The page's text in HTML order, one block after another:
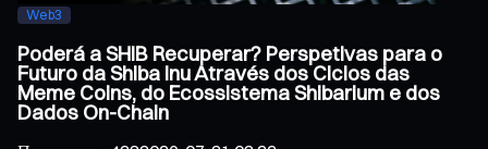
Web3
Poderá a SHIB Recuperar? Perspetivas para o
Futuro da Shiba Inu Através dos Ciclos das
Meme Coins, do Ecossistema Shibarium e dos
Dados On-Chain